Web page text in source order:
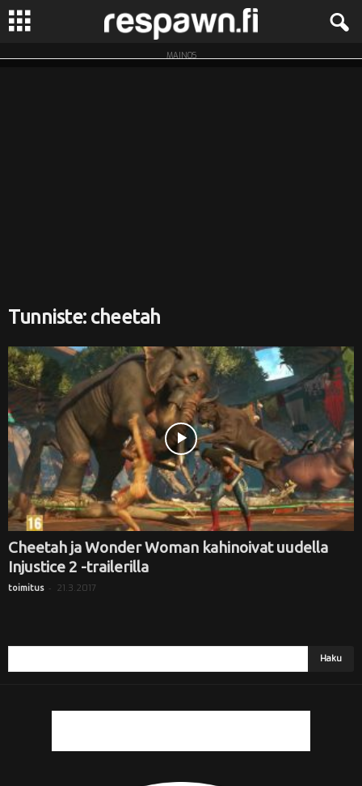
R
MAINOS
Tunniste: cheetah
Cheetah ja Wonder Woman kahinoivat uudella
Injustice 2 -trailerilla
toimitus - 21.3.2017